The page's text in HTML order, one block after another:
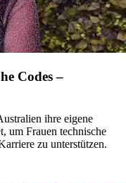
Codes –
ihre eigene
um Frauen technische
zu unterstützen.